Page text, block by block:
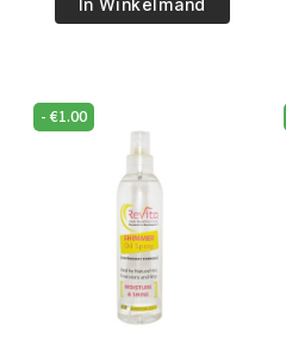
Shea
Bouncy
Pudding
aantal
In Winkelmand
-€1.00